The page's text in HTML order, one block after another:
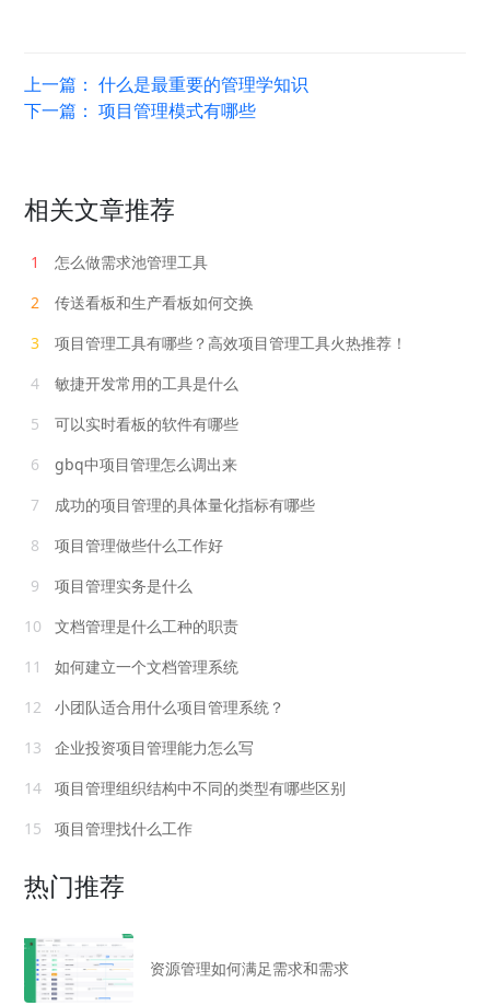
上一篇：什么是最重要的管理学知识
下一篇：项目管理模式有哪些
相关文章推荐
1
怎么做需求池管理工具
2
传送看板和生产看板如何交换
3
项目管理工具有哪些？高效项目管理工具火热推荐！
4
敏捷开发常用的工具是什么
5
可以实时看板的软件有哪些
6
gbq中项目管理怎么调出来
7
成功的项目管理的具体量化指标有哪些
8
项目管理做些什么工作好
9
项目管理实务是什么
10
文档管理是什么工种的职责
11
如何建立一个文档管理系统
12
小团队适合用什么项目管理系统？
13
企业投资项目管理能力怎么写
14
项目管理组织结构中不同的类型有哪些区别
15
项目管理找什么工作
热门推荐
资源管理如何满足需求和需求